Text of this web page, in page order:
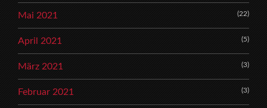
Mai 2021 (22)
April 2021 (5)
März 2021 (3)
Februar 2021 (3)